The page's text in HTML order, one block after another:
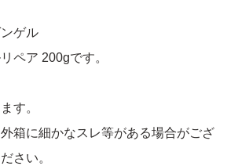
ゲル
ペア 200gです。
す。
箱に細かなスレ等がある場合がござ
さい。